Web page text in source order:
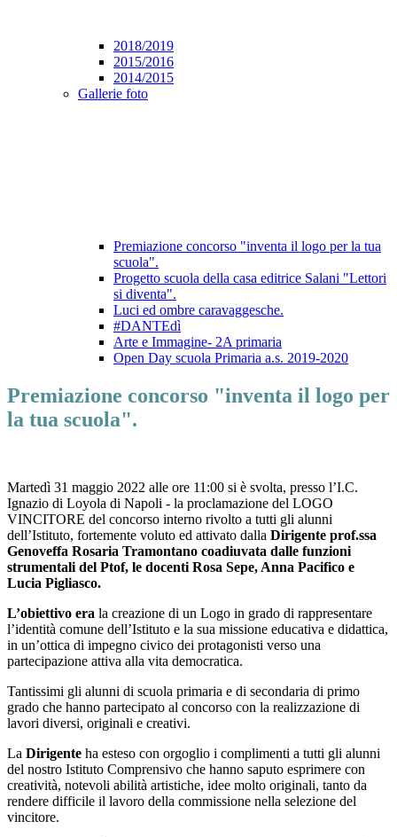
2018/2019
2015/2016
2014/2015
Gallerie foto
Premiazione concorso "inventa il logo per la tua
scuola".
Progetto scuola della casa editrice Salani "Lettori
si diventa".
Luci ed ombre caravaggesche.
#DANTEdì
Arte e Immagine- 2A primaria
Open Day scuola Primaria a.s. 2019-2020
Premiazione concorso "inventa il logo per
la tua scuola".
Martedì 31 maggio 2022 alle ore 11:00 si è svolta, presso l’I.C.
Ignazio di Loyola di Napoli - la proclamazione del LOGO
VINCITORE del concorso interno rivolto a tutti gli alunni
dell’Istituto, fortemente voluto ed attivato dalla Dirigente prof.ssa
Genoveffa Rosaria Tramontano coadiuvata dalle funzioni
strumentali del Ptof, le docenti Rosa Sepe, Anna Pacifico e
Lucia Pigliasco.
L’obiettivo era la creazione di un Logo in grado di rappresentare
l’identità comune dell’Istituto e la sua missione educativa e didattica,
in un’ottica di impegno civico dei protagonisti verso una
partecipazione attiva alla vita democratica.
Tantissimi gli alunni di scuola primaria e di secondaria di primo
grado che hanno partecipato al concorso con la realizzazione di
lavori diversi, originali e creativi.
La Dirigente ha esteso con orgoglio i complimenti a tutti gli alunni
del nostro Istituto Comprensivo che hanno saputo esprimere con
creatività, notevoli abilità artistiche, idee molto originali, tanto da
rendere difficile il lavoro della commissione nella selezione del
vincitore.